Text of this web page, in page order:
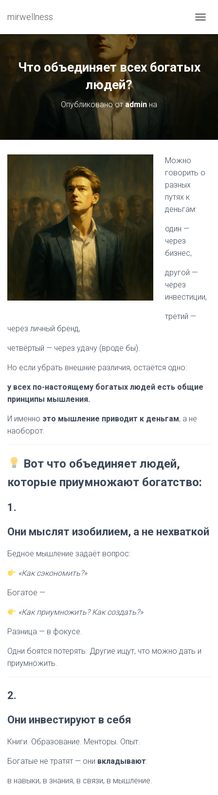
mirwellness
Что объединяет всех богатых
людей?
Опубликовано от admin на
Можно
говорить о
разных
путях к
деньгам:
один —
через
бизнес,
другой —
через
инвестиции,
третий —
через личный бренд,
четвёртый — через удачу (вроде бы).
Но если убрать внешние различия, остаётся одно:
у всех по-настоящему богатых людей есть общие
принципы мышления.
И именно это мышление приводит к деньгам, а не
наоборот.
Вот что объединяет людей,
которые приумножают богатство:
1.
Они мыслят изобилием, а не нехваткой
Бедное мышление задаёт вопрос:
«Как сэкономить?»
Богатое —
«Как приумножить? Как создать?»
Разница — в фокусе.
Одни боятся потерять. Другие ищут, что можно дать и
приумножить.
2.
Они инвестируют в себя
Книги. Образование. Менторы. Опыт.
Богатые не тратят — они вкладывают:
в навыки, в знания, в связи, в мышление.